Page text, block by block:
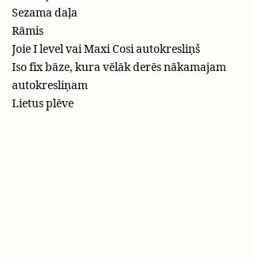
Sezama daļa
Rāmis
Joie I level vai Maxi Cosi autokresliņš
Iso fix bāze, kura vēlāk derēs nākamajam
autokresliņam
Lietus plēve